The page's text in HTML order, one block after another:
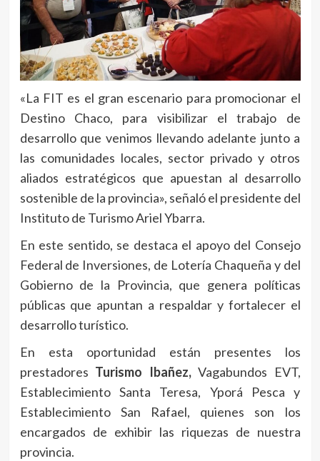
«La FIT es el gran escenario para promocionar el
Destino Chaco, para visibilizar el trabajo de
desarrollo que venimos llevando adelante junto a
las comunidades locales, sector privado y otros
aliados estratégicos que apuestan al desarrollo
sostenible de la provincia», señaló el presidente del
Instituto de Turismo Ariel Ybarra.
En este sentido, se destaca el apoyo del Consejo
Federal de Inversiones, de Lotería Chaqueña y del
Gobierno de la Provincia, que genera políticas
públicas que apuntan a respaldar y fortalecer el
desarrollo turístico.
En esta oportunidad están presentes los
prestadores Turismo Ibañez,Vagabundos EVT,
Establecimiento Santa Teresa, Yporá Pesca y
Establecimiento San Rafael, quienes son los
encargados de exhibir las riquezas de nuestra
provincia.